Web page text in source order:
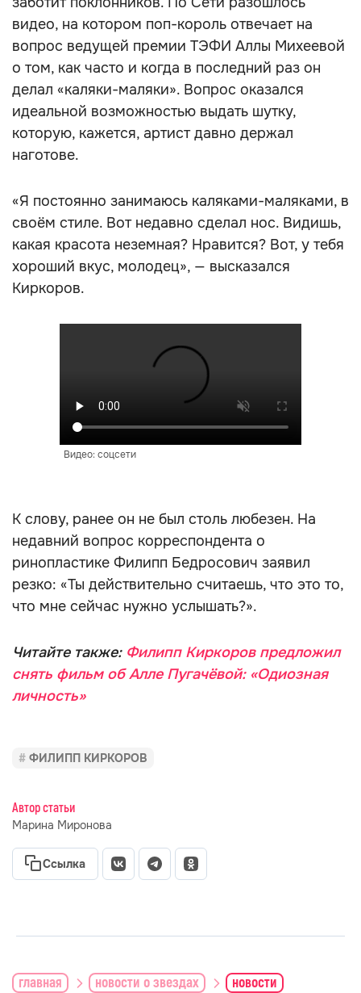
видео, на котором поп-король отвечает на
вопрос ведущей премии ТЭФИ Аллы Михеевой
о том, как часто и когда в последний раз он
делал «каляки-маляки». Вопрос оказался
идеальной возможностью выдать шутку,
которую, кажется, артист давно держал
наготове.
«Я постоянно занимаюсь каляками-маляками, в
своём стиле. Вот недавно сделал нос. Видишь,
какая красота неземная? Нравится? Вот, у тебя
хороший вкус, молодец», — высказался
Киркоров.
Видео: соцсети
К слову, ранее он не был столь любезен. На
недавний вопрос корреспондента о
ринопластике Филипп Бедросович заявил
резко: «Ты действительно считаешь, что это то,
что мне сейчас нужно услышать?».
Читайте также: Филипп Киркоров предложил
снять фильм об Алле Пугачёвой: «Одиозная
личность»
ФИЛИПП КИРКОРОВ
Автор статьи
Марина Миронова
Ссылка
главная новости о звездах новости